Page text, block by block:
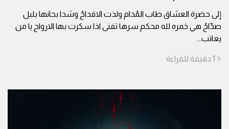
إلى حضرة العشاق طاب المُدام ولذت الاقداحُ وشدا بحانها بلبل
صدّاحُ هي خمره لله محكم سرها تفنى اذا سكرت بها الارواح يا من
يعاتب...
< 1 دقيقة للقراءة